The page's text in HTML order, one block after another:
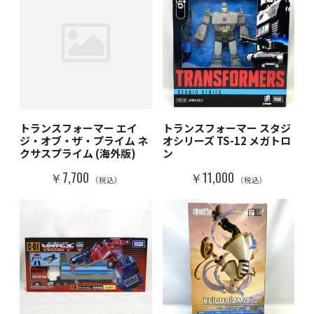
トランスフォーマー エイ
ジ・オブ・ザ・プライム ネ
クサスプライム (海外版)
￥7,700 （税込）
トランスフォーマー スタジ
オシリーズ TS-12 メガトロ
ン
￥11,000 （税込）